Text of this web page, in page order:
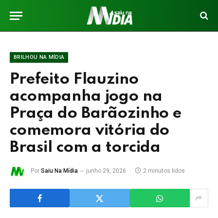
BRILHOU NA MÍDIA
Prefeito Flauzino
acompanha jogo na
Praça do Barãozinho e
comemora vitória do
Brasil com a torcida
Por Saiu Na Mídia junho 29, 2026 2 minutos lidos